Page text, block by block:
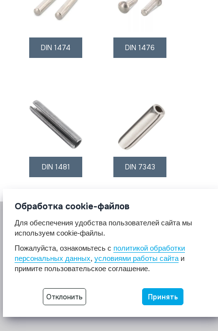
DIN 1474 DIN 1476
DIN 1481 DIN 7343
© 2017 A2A4
Крепеж из нержавеющей стали А2 А4.
Разработка сайта -
Неткам
Обработка cookie-файлов
Для обеспечения удобства пользователей сайта мы
используем cookie-файлы.
Пожалуйста, ознакомьтесь с политикой обработки
персональных данных, условиями работы сайта и
примите пользовательское соглашение.
Отклонить Принять